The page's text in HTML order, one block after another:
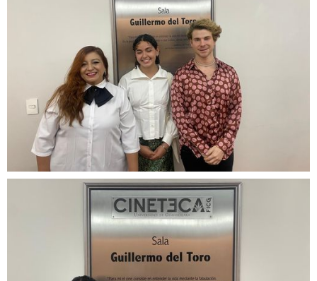
Avenida Acueducto 2100, Interior 5-D
Colonia Colinas de San Javier